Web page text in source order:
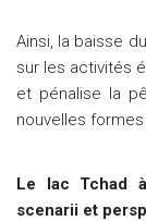
Ainsi, la baisse
sur les activités
et pénalise la
nouvelles formes
Le lac Tchad
scenarii et